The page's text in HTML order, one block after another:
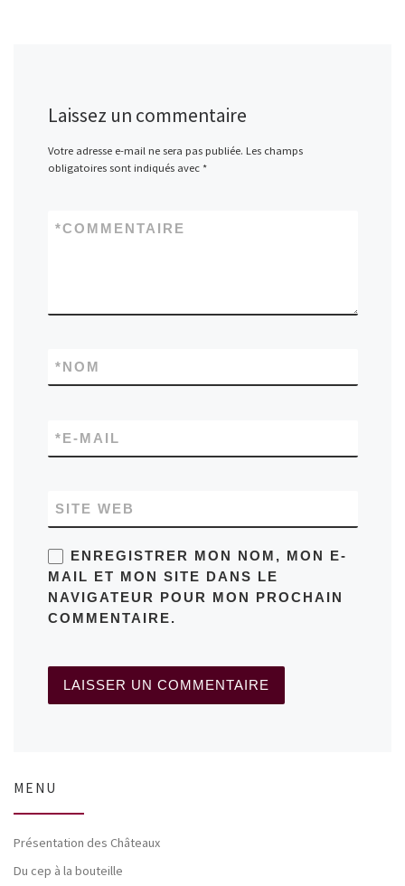
Laissez un commentaire
Votre adresse e-mail ne sera pas publiée. Les champs
obligatoires sont indiqués avec *
COMMENTAIRE
*
NOM
*
E-MAIL
*
SITE WEB
ENREGISTRER MON NOM, MON E-
MAIL ET MON SITE DANS LE
NAVIGATEUR POUR MON PROCHAIN
COMMENTAIRE.
MENU
Présentation des Châteaux
Du cep à la bouteille